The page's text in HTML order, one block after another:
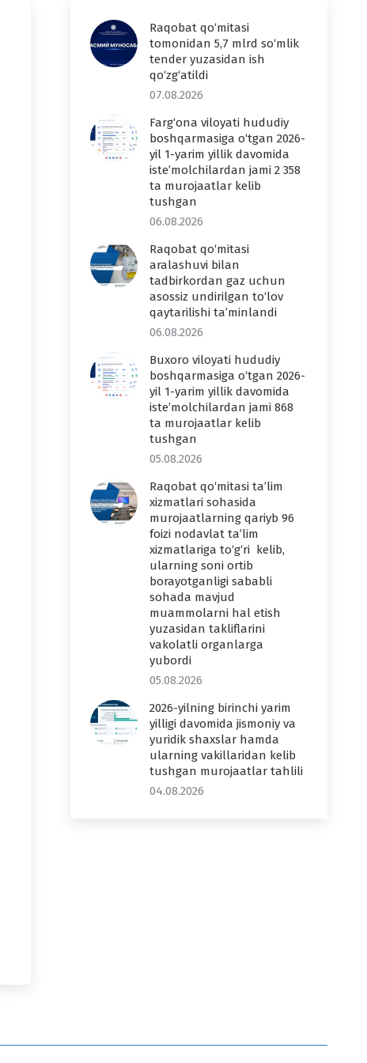
Raqobat qo‘mitasi
tomonidan 5,7 mlrd so‘mlik
tender yuzasidan ish
qo‘zg‘atildi
07.08.2026
Farg‘ona viloyati hududiy
boshqarmasiga o‘tgan 2026-
yil 1-yarim yillik davomida
iste’molchilardan jami 2 358
ta murojaatlar kelib
tushgan
06.08.2026
Raqobat qo‘mitasi
aralashuvi bilan
tadbirkordan gaz uchun
asossiz undirilgan to‘lov
qaytarilishi ta’minlandi
06.08.2026
Buxoro viloyati hududiy
boshqarmasiga o‘tgan 2026-
yil 1-yarim yillik davomida
iste’molchilardan jami 868
ta murojaatlar kelib
tushgan
05.08.2026
Raqobat qo‘mitasi ta’lim
xizmatlari sohasida
murojaatlarning qariyb 96
foizi nodavlat ta’lim
xizmatlariga to‘g‘ri kelib,
ularning soni ortib
borayotganligi sababli
sohada mavjud
muammolarni hal etish
yuzasidan takliflarini
vakolatli organlarga
yubordi
05.08.2026
2026-yilning birinchi yarim
yilligi davomida jismoniy va
yuridik shaxslar hamda
ularning vakillaridan kelib
tushgan murojaatlar tahlili
04.08.2026